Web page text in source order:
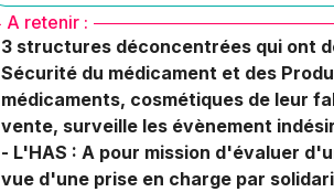
A retenir :
3 structures déconcentrées qui ont
Sécurité du médicament et des
médicaments, cosmétiques de leur
vente, surveille les évènement
- L'HAS : A pour mission d'évaluer
vue d'une prise en charge par